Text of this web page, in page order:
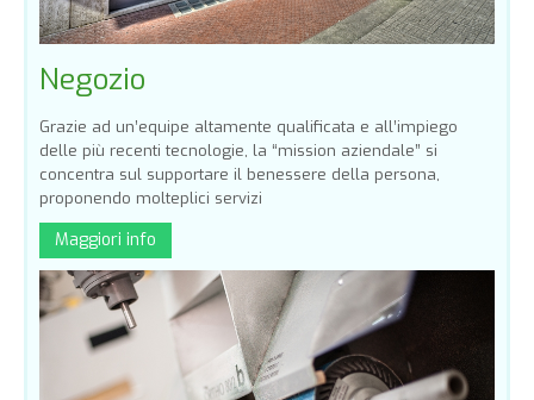
Negozio
Grazie ad un’equipe altamente qualificata e all’impiego
delle più recenti tecnologie, la “mission aziendale” si
concentra sul supportare il benessere della persona,
proponendo molteplici servizi
Maggiori info